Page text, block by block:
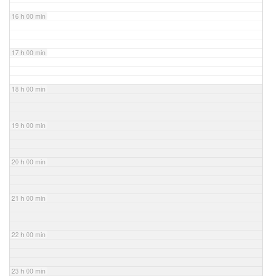
16 h 00 min
17 h 00 min
18 h 00 min
19 h 00 min
20 h 00 min
21 h 00 min
22 h 00 min
23 h 00 min